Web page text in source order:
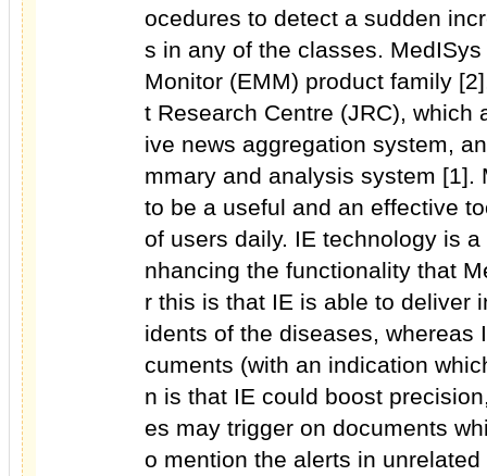
ocedures to detect a sudden
s in any of the classes.
Monitor (EMM) product family
t Research Centre (JRC), which
ive news aggregation system,
mmary and analysis system [1].
to be a useful and an effective
of users daily. IE technology is
nhancing the functionality that
r this is that IE is able to deliver
idents of the diseases, whereas
cuments (with an indication
n is that IE could boost
es may trigger on documents
o mention the alerts in